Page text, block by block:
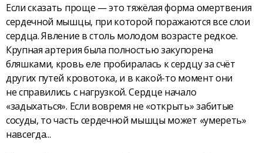
Если сказать проще — это тяжёлая форма омертвения
сердечной мышцы, при которой поражаются все слои
сердца. Явление в столь молодом возрасте редкое.
Крупная артерия была полностью закупорена
бляшками, кровь еле пробиралась к сердцу за счёт
других путей кровотока, и в какой-то момент они
не справились с нагрузкой. Сердце начало
«задыхаться». Если вовремя не «открыть» забитые
сосуды, то часть сердечной мышцы может «умереть»
навсегда...